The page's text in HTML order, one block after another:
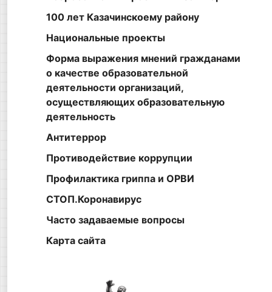
100 лет Казачинскоему району
Национальные проекты
Форма выражения мнений гражданами
о качестве образовательной
деятельности организаций,
осуществляющих образовательную
деятельность
Антитеррор
Противодействие коррупции
Профилактика гриппа и ОРВИ
СТОП.Коронавирус
Часто задаваемые вопросы
Карта сайта